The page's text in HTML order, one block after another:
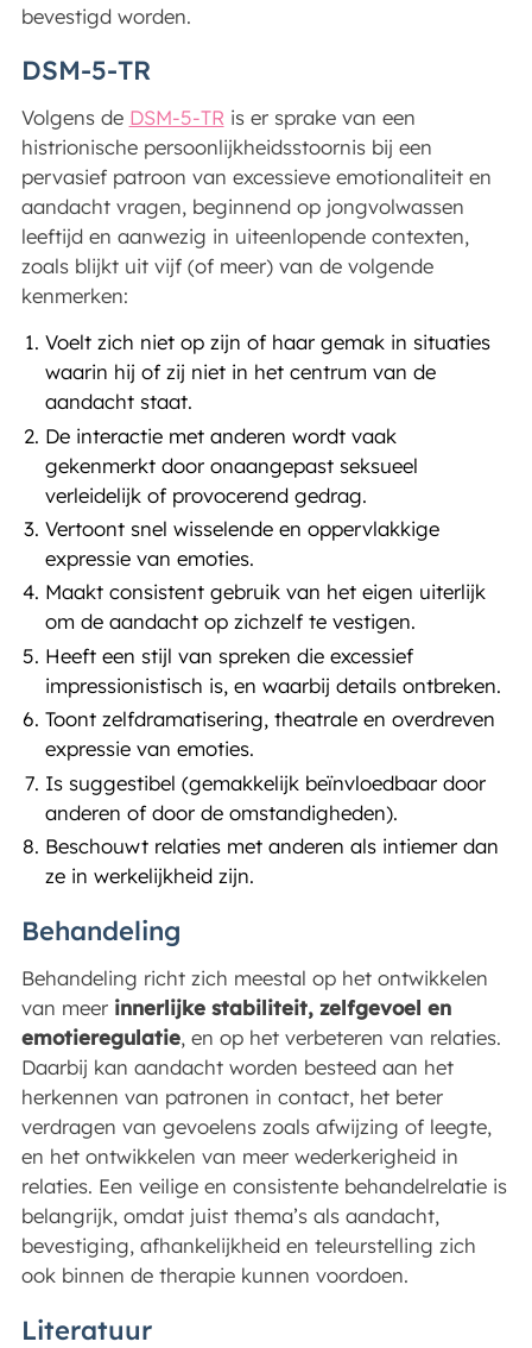
bevestigd worden.
DSM-5-TR
Volgens de DSM-5-TR is er sprake van een
histrionische persoonlijkheidsstoornis bij een
pervasief patroon van excessieve emotionaliteit en
aandacht vragen, beginnend op jongvolwassen
leeftijd en aanwezig in uiteenlopende contexten,
zoals blijkt uit vijf (of meer) van de volgende
kenmerken:
Voelt zich niet op zijn of haar gemak in situaties
waarin hij of zij niet in het centrum van de
aandacht staat.
De interactie met anderen wordt vaak
gekenmerkt door onaangepast seksueel
verleidelijk of provocerend gedrag.
Vertoont snel wisselende en oppervlakkige
expressie van emoties.
Maakt consistent gebruik van het eigen uiterlijk
om de aandacht op zichzelf te vestigen.
Heeft een stijl van spreken die excessief
impressionistisch is, en waarbij details ontbreken.
Toont zelfdramatisering, theatrale en overdreven
expressie van emoties.
Is suggestibel (gemakkelijk beïnvloedbaar door
anderen of door de omstandigheden).
Beschouwt relaties met anderen als intiemer dan
ze in werkelijkheid zijn.
Behandeling
Behandeling richt zich meestal op het ontwikkelen
van meer innerlijke stabiliteit, zelfgevoel en
emotieregulatie, en op het verbeteren van relaties.
Daarbij kan aandacht worden besteed aan het
herkennen van patronen in contact, het beter
verdragen van gevoelens zoals afwijzing of leegte,
en het ontwikkelen van meer wederkerigheid in
relaties. Een veilige en consistente behandelrelatie is
belangrijk, omdat juist thema’s als aandacht,
bevestiging, afhankelijkheid en teleurstelling zich
ook binnen de therapie kunnen voordoen.
Literatuur